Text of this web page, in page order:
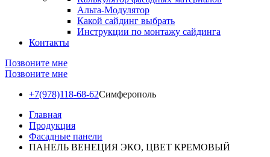
Альта-Модулятор
Какой сайдинг выбрать
Инструкции по монтажу сайдинга
Контакты
Позвоните мне
Позвоните мне
+7(978)118-68-62Симферополь
Главная
Продукция
Фасадные панели
ПАНЕЛЬ ВЕНЕЦИЯ ЭКО, ЦВЕТ КРЕМОВЫЙ